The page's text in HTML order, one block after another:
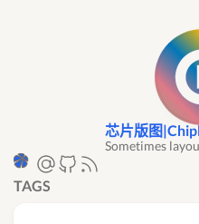
芯片版图
Sometimes
TAGS